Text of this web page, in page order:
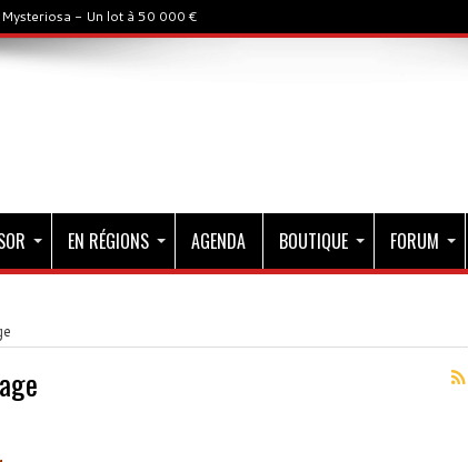
- Un lot à 50 000 €
EN RÉGIONS AGENDA BOUTIQUE FORUM